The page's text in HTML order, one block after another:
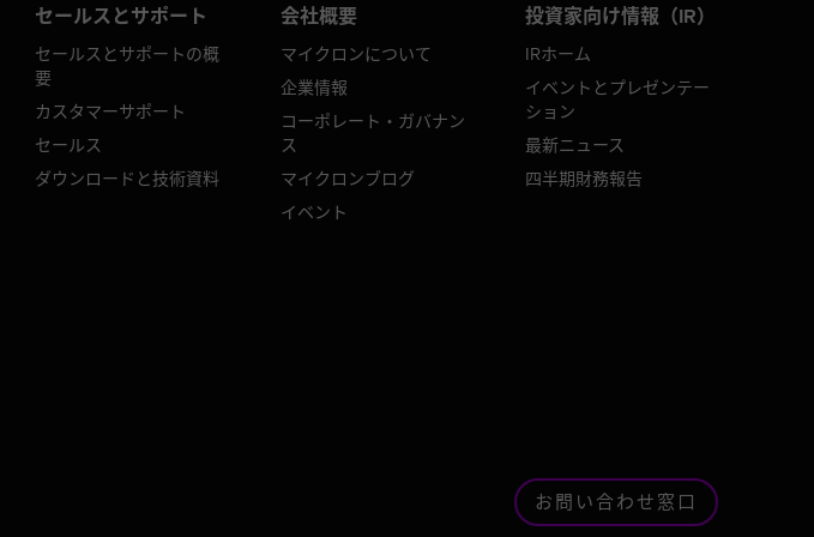
セールスとサポート
セールスとサポートの概
要
カスタマーサポート
セールス
ダウンロードと技術資料
会社概要
マイクロンについて
企業情報
コーポレート・ガバナン
ス
マイクロンブログ
イベント
投資家向け情報（IR）
IRホーム
イベントとプレゼンテー
ション
最新ニュース
四半期財務報告
お問い合わせ窓口